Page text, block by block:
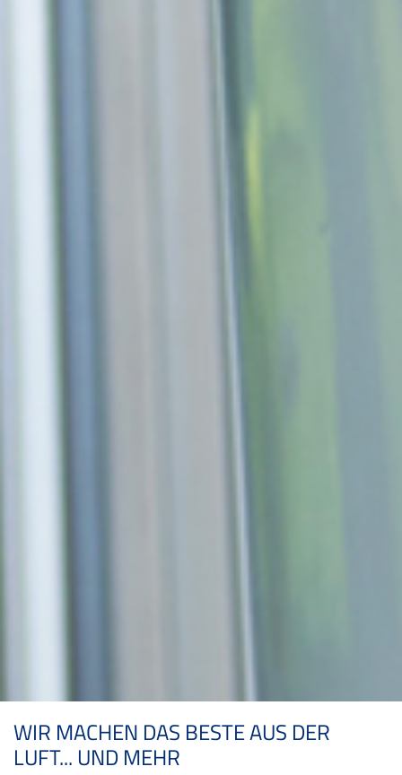
WIR MACHEN DAS BESTE AUS DER
LUFT... UND MEHR